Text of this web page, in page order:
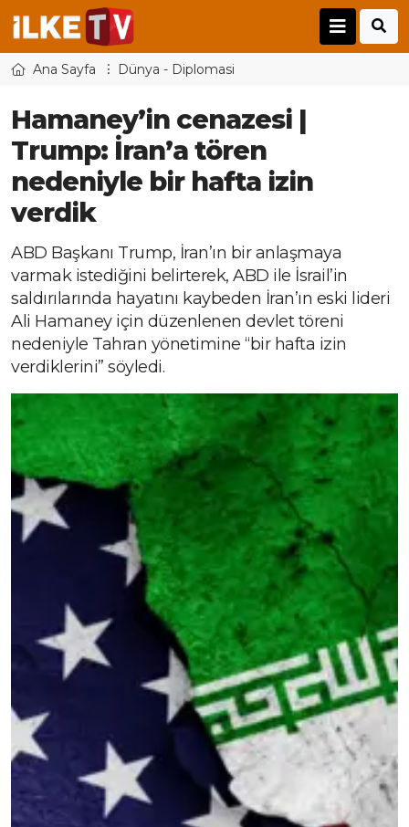
Ana Sayfa Dünya - Diplomasi
Hamaney’in cenazesi |
Trump: İran’a tören
nedeniyle bir hafta izin
verdik
ABD Başkanı Trump, İran’ın bir anlaşmaya
varmak istediğini belirterek, ABD ile İsrail’in
saldırılarında hayatını kaybeden İran’ın eski lideri
Ali Hamaney için düzenlenen devlet töreni
nedeniyle Tahran yönetimine “bir hafta izin
verdiklerini” söyledi.